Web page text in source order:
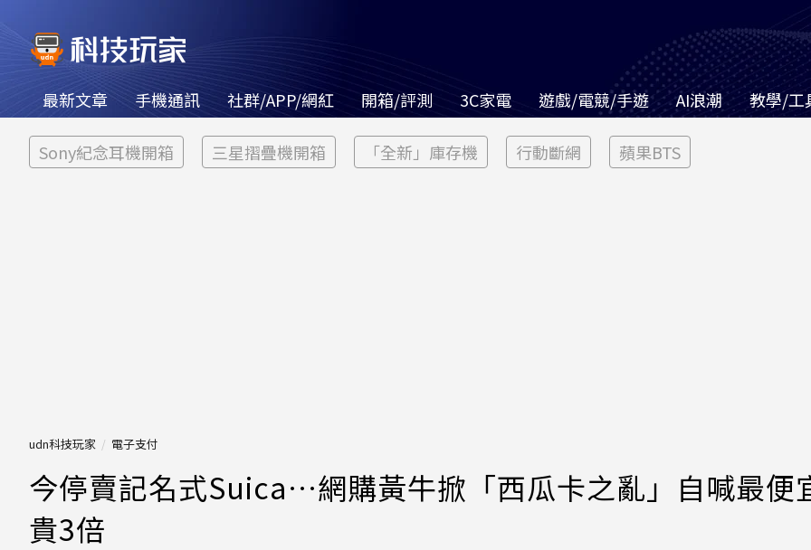
最新文章 手機通訊 社群/APP/網紅 開箱/評測 3C家電 遊戲/電競/手遊 AI浪潮 教學/工
Sony紀念耳機開箱 三星摺疊機開箱 「全新」庫存機 行動斷網 蘋果BTS
udn科技玩家 電子支付
今停賣記名式Suica…網購黃牛掀「西瓜卡之亂」自喊最便
貴3倍